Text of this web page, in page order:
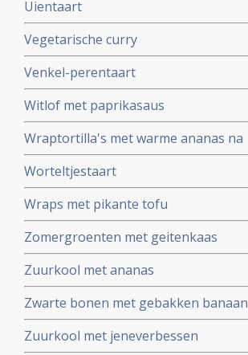
Uientaart
Vegetarische curry
Venkel-perentaart
Witlof met paprikasaus
Wraptortilla's met warme ananas na
Worteltjestaart
Wraps met pikante tofu
Zomergroenten met geitenkaas
Zuurkool met ananas
Zwarte bonen met gebakken banaan
Zuurkool met jeneverbessen